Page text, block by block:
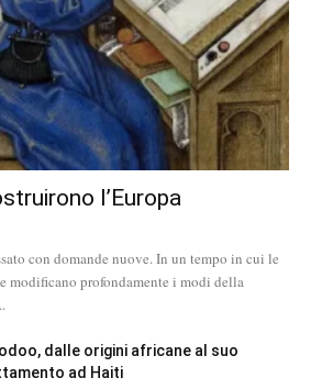
l’Europa
con domande nuove. In un tempo in cui le
modificano profondamente i modi della
dalle origini africane al suo
ad Haiti